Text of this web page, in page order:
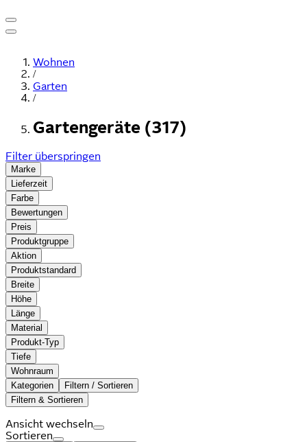
Wohnen
/
Garten
/
Gartengeräte (317)
Filter überspringen
Marke
Lieferzeit
Farbe
Bewertungen
Preis
Produktgruppe
Aktion
Produktstandard
Breite
Höhe
Länge
Material
Produkt-Typ
Tiefe
Wohnraum
Kategorien
Filtern / Sortieren
Filtern & Sortieren
Ansicht wechseln
Sortieren